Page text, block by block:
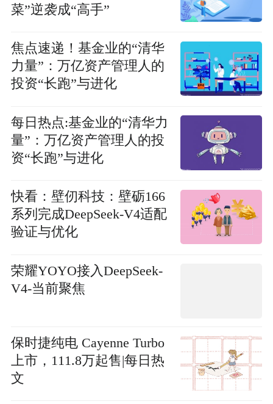
菜”逆袭成“高手”
焦点速递！基金业的“清华
力量”：万亿资产管理人的
投资“长跑”与进化
每日热点:基金业的“清华力
量”：万亿资产管理人的投
资“长跑”与进化
快看：壁仞科技：壁砺166
系列完成DeepSeek-V4适配
验证与优化
荣耀YOYO接入DeepSeek-
V4-当前聚焦
保时捷纯电 Cayenne Turbo
上市，111.8万起售|每日热
文